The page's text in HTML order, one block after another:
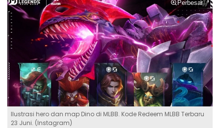
Perbesar
Ilustrasi hero dan map Dino di MLBB. Kode Redeem MLBB Terbaru
23 Juni. (Instagram)